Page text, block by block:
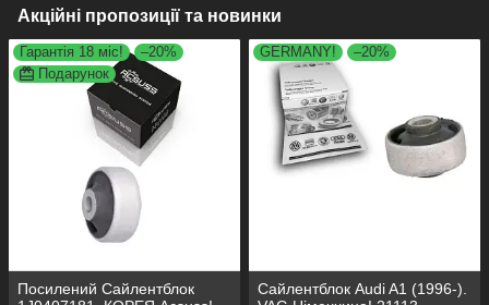
Акційні пропозиції та новинки
Гарантія 18 міс!
–20%
Подарунок
Посилений Сайлентблок
GERMANY! –20%
Сайлентблок Audi A1 (1996-).